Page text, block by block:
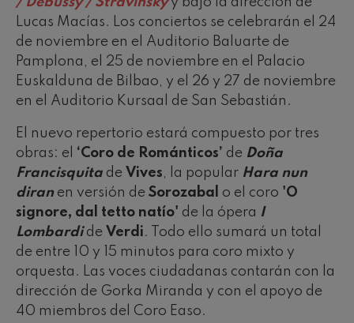
Lucas Macías. Los conciertos se celebrarán el 24
de noviembre en el Auditorio Baluarte de
Pamplona, el 25 de noviembre en el Palacio
Euskalduna de Bilbao, y el 26 y 27 de noviembre
en el Auditorio Kursaal de San Sebastián.
El nuevo repertorio estará compuesto por tres
obras: el ‘Coro de Románticos’ de Doña
Francisquita de Vives, la popular Hara nun
diran en versión de Sorozabal o el coro 'O
signore, dal tetto natío' de la ópera I
Lombardide Verdi. Todo ello sumará un total
de entre 10 y 15 minutos para coro mixto y
orquesta. Las voces ciudadanas contarán con la
dirección de Gorka Miranda y con el apoyo de
40 miembros del Coro Easo.